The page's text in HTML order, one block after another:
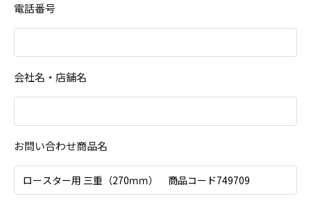
電話番号
会社名・店舗名
お問い合わせ商品名